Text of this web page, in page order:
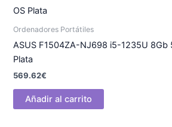
Ordenadores Portátiles
ASUS F1504ZA-NJ698 i5-1235U 8Gb
Plata
569.62€
Añadir al carrito